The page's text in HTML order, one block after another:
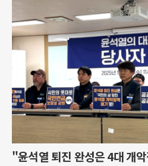
"윤석열 퇴진 완성은 4대 개